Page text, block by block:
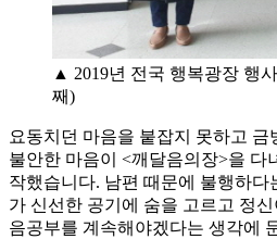
▲ 2019년 전국 행복광장 행
째)
요동치던 마음을 붙잡지 못하고 금
불안한 마음이 <깨달음의장>을 다
작했습니다. 남편 때문에 불행하
가 신선한 공기에 숨을 고르고 정
음공부를 계속해야겠다는 생각에